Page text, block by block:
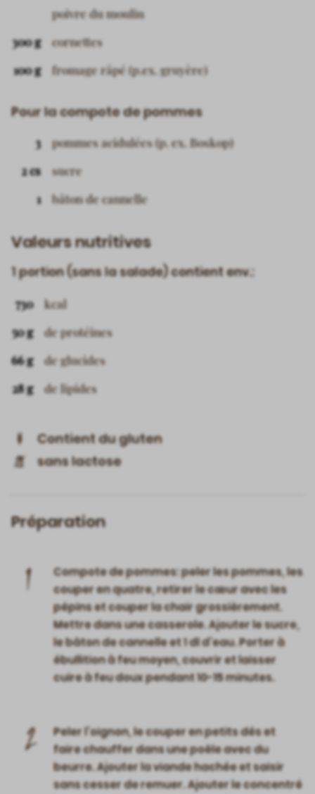
poivre du moulin
300 g
cornettes
100 g
fromage râpé (p.ex. gruyère)
Pour la compote de pommes
3
pommes acidulées (p. ex. Boskop)
2 cs
sucre
1
bâton de cannelle
Valeurs nutritives
1 portion (sans la salade) contient env.:
730
kcal
50 g
de protéines
66 g
de glucides
28 g
de lipides
Contient du gluten
sans lactose
Préparation
1
Compote de pommes: peler les pommes, les
couper en quatre, retirer le cœur avec les
pépins et couper la chair grossièrement.
Mettre dans une casserole. Ajouter le sucre,
le bâton de cannelle et 1 dl d’eau. Porter à
ébullition à feu moyen, couvrir et laisser
cuire à feu doux pendant 10-15 minutes.
2
Peler l’oignon, le couper en petits dés et
faire chauffer dans une poêle avec du
beurre. Ajouter la viande hachée et saisir
sans cesser de remuer. Ajouter le concentré